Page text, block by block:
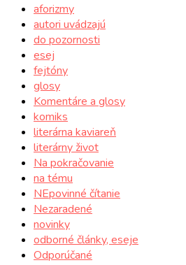
aforizmy
autori uvádzajú
do pozornosti
esej
fejtóny
glosy
Komentáre a glosy
komiks
literárna kaviareň
literárny život
Na pokračovanie
na tému
NEpovinné čítanie
Nezaradené
novinky
odborné články, eseje
Odporúčané